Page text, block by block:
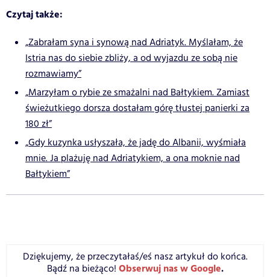
Czytaj także:
„Zabrałam syna i synową nad Adriatyk. Myślałam, że
Istria nas do siebie zbliży, a od wyjazdu ze sobą nie
rozmawiamy”
„Marzyłam o rybie ze smażalni nad Bałtykiem. Zamiast
świeżutkiego dorsza dostałam górę tłustej panierki za
180 zł”
„Gdy kuzynka usłyszała, że jadę do Albanii, wyśmiała
mnie. Ja plażuję nad Adriatykiem, a ona moknie nad
Bałtykiem”
Dziękujemy, że przeczytałaś/eś nasz artykuł do końca.
Bądź na bieżąco! Obserwuj nas w Google.